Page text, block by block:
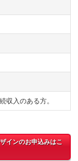
収入のある方。
インのお申込みはこ